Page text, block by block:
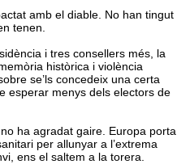
amb el diable. No han tingut
tenen.
i tres consellers més, la
històrica i violència
se’ls concedeix una certa
esperar menys dels electors de
ha agradat gaire. Europa porta
per allunyar a l’extrema
ens el saltem a la torera.